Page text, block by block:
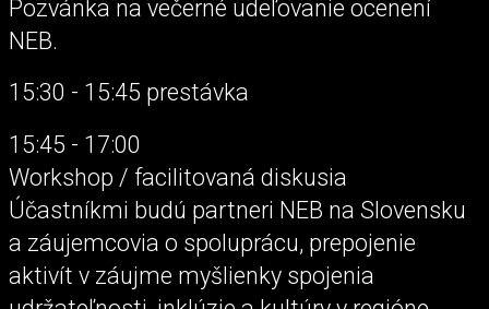
Pozvánka na večerné udeľovanie ocenení
NEB.
15:30 - 15:45 prestávka
15:45 - 17:00
Workshop / facilitovaná diskusia
Účastníkmi budú partneri NEB na Slovensku
a záujemcovia o spoluprácu, prepojenie
aktivít v záujme myšlienky spojenia